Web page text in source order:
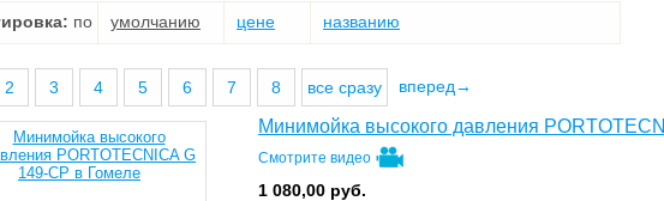
по умолчанию цене названию
2 3 4 5 6 7 8 все сразу вперед→
Минимойка высокого давления
Смотрите видео
1 080,00 руб.